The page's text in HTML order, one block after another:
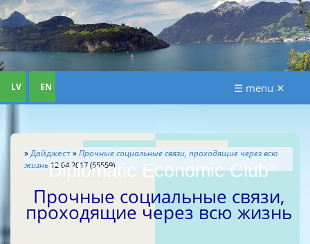
Diplomatic Economic Club®
LV EN ☰ menu ✕
»Дайджест»Прочные социальные связи, проходящие через всю
жизнь 12.04.2017 (55559)
Прочные социальные связи,
проходящие через всю жизнь